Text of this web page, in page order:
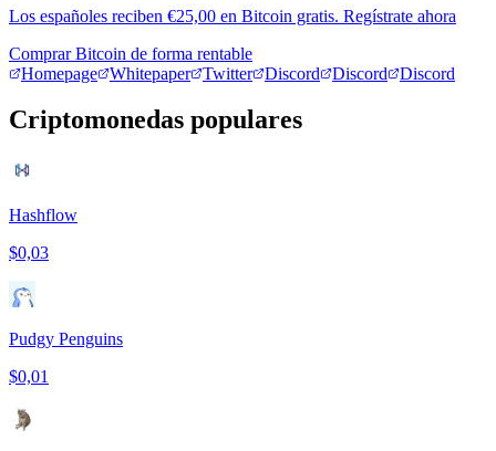
Los españoles reciben €25,00 en Bitcoin gratis. Regístrate ahora
Comprar Bitcoin de forma rentable
Homepage
Whitepaper Twitter Discord Discord Discord
Criptomonedas populares
Hashflow
$0,03
Pudgy Penguins
$0,01